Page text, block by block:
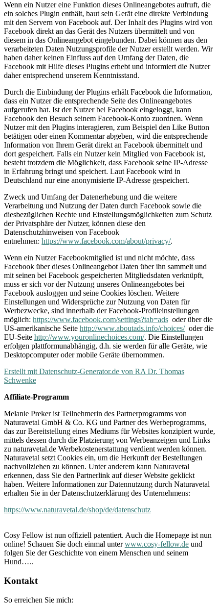
Wenn ein Nutzer eine Funktion dieses Onlineangebotes aufruft, die
ein solches Plugin enthält, baut sein Gerät eine direkte Verbindung
mit den Servern von Facebook auf. Der Inhalt des Plugins wird von
Facebook direkt an das Gerät des Nutzers übermittelt und von
diesem in das Onlineangebot eingebunden. Dabei können aus den
verarbeiteten Daten Nutzungsprofile der Nutzer erstellt werden. Wir
haben daher keinen Einfluss auf den Umfang der Daten, die
Facebook mit Hilfe dieses Plugins erhebt und informiert die Nutzer
daher entsprechend unserem Kenntnisstand.
Durch die Einbindung der Plugins erhält Facebook die Information,
dass ein Nutzer die entsprechende Seite des Onlineangebotes
aufgerufen hat. Ist der Nutzer bei Facebook eingeloggt, kann
Facebook den Besuch seinem Facebook-Konto zuordnen. Wenn
Nutzer mit den Plugins interagieren, zum Beispiel den Like Button
betätigen oder einen Kommentar abgeben, wird die entsprechende
Information von Ihrem Gerät direkt an Facebook übermittelt und
dort gespeichert. Falls ein Nutzer kein Mitglied von Facebook ist,
besteht trotzdem die Möglichkeit, dass Facebook seine IP-Adresse
in Erfahrung bringt und speichert. Laut Facebook wird in
Deutschland nur eine anonymisierte IP-Adresse gespeichert.
Zweck und Umfang der Datenerhebung und die weitere
Verarbeitung und Nutzung der Daten durch Facebook sowie die
diesbezüglichen Rechte und Einstellungsmöglichkeiten zum Schutz
der Privatsphäre der Nutzer, können diese den
Datenschutzhinweisen von Facebook
entnehmen: https://www.facebook.com/about/privacy/.
Wenn ein Nutzer Facebookmitglied ist und nicht möchte, dass
Facebook über dieses Onlineangebot Daten über ihn sammelt und
mit seinen bei Facebook gespeicherten Mitgliedsdaten verknüpft,
muss er sich vor der Nutzung unseres Onlineangebotes bei
Facebook ausloggen und seine Cookies löschen. Weitere
Einstellungen und Widersprüche zur Nutzung von Daten für
Werbezwecke, sind innerhalb der Facebook-Profileinstellungen
möglich: https://www.facebook.com/settings?tab=ads oder über die
US-amerikanische Seite http://www.aboutads.info/choices/oder die
EU-Seite http://www.youronlinechoices.com/. Die Einstellungen
erfolgen plattformunabhängig, d.h. sie werden für alle Geräte, wie
Desktopcomputer oder mobile Geräte übernommen.
Erstellt mit Datenschutz-Generator.de von RA Dr. Thomas
Schwenke
Affiliate-Programm
Melanie Preker ist Teilnehmerin des Partnerprogramms von
Naturavetal GmbH & Co. KG und Partner des Werbeprogramms,
das zur Bereitstellung eines Mediums für Websites konzipiert wurde,
mittels dessen durch die Platzierung von Werbeanzeigen und Links
zu naturavetal.de Werbekostenerstattung verdient werden können.
Naturavetal setzt Cookies ein, um die Herkunft der Bestellungen
nachvollziehen zu können. Unter anderem kann Naturavetal
erkennen, dass Sie den Partnerlink auf dieser Website geklickt
haben. Weitere Informationen zur Datennutzung durch Naturavetal
erhalten Sie in der Datenschutzerklärung des Unternehmens:
https://www.naturavetal.de/shop/de/datenschutz
Cosy Fellow ist nun offiziell patentiert. Auch die Homepage ist nun
online! Schauen Sie doch einmal unterwww.cosy-fellow.de und
folgen Sie der Geschichte von einem Menschen und seinem
Hund…..
Kontakt
So erreichen Sie mich: